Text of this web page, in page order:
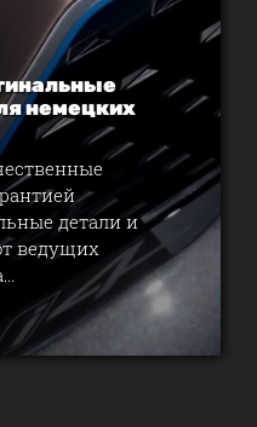
немецких
детали и
ведущих